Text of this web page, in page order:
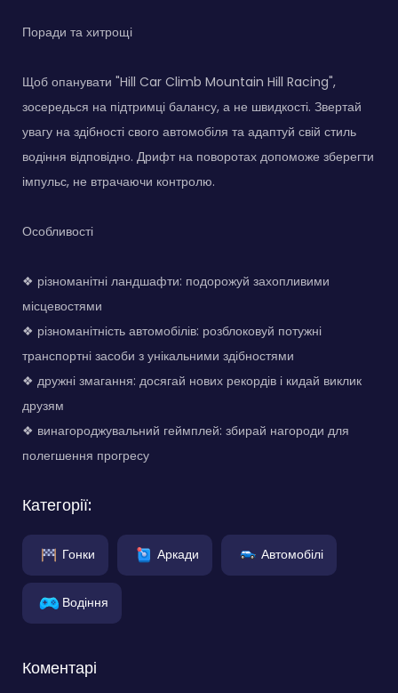
Поради та хитрощі
Щоб опанувати "Hill Car Climb Mountain Hill Racing",
зосередься на підтримці балансу, а не швидкості. Звертай
увагу на здібності свого автомобіля та адаптуй свій стиль
водіння відповідно. Дрифт на поворотах допоможе зберегти
імпульс, не втрачаючи контролю.
Особливості
❖ різноманітні ландшафти: подорожуй захопливими
місцевостями
❖ різноманітність автомобілів: розблоковуй потужні
транспортні засоби з унікальними здібностями
❖ дружні змагання: досягай нових рекордів і кидай виклик
друзям
❖ винагороджувальний геймплей: збирай нагороди для
полегшення прогресу
Категорії:
Гонки Аркади Автомобілі
Водіння
Коментарі